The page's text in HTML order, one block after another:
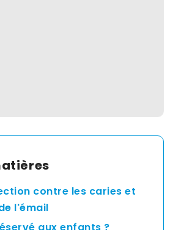
contre les caries et
l'émail